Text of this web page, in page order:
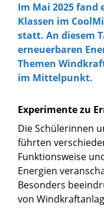
Im Mai 2025 fand
Klassen im
statt. An diesem
erneuerbaren
Themen
im Mittelpunkt.
Experimente zu
Die Schülerinnen
führten
Funktionsweise
Energien
Besonders
von